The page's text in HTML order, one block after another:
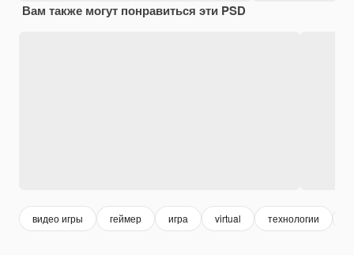
Вам также могут понравиться эти PSD
видео игры геймер игра virtual технологии